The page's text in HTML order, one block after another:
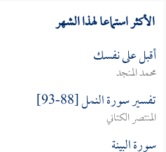
الأكثر استماعا لهذا الشهر
أقبل على نفسك
محمد المنجد
تفسير سورة النمل [88-93]
المنتصر الكتاني
سورة البينة